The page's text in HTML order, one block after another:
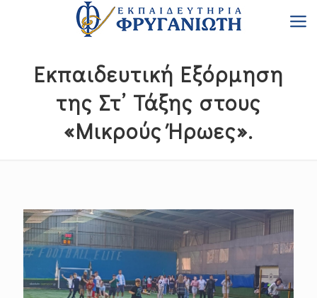
Εκπαιδευτική Εξόρμηση
της Στ’ Τάξης στους
«Μικρούς Ήρωες».